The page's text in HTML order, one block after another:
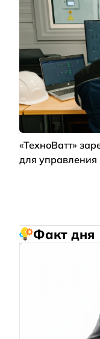
«ТехноВатт»
для
Факт дня